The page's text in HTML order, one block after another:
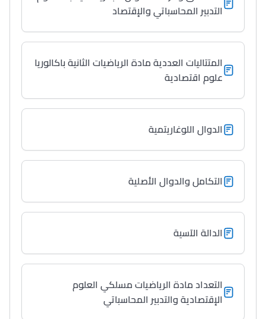
التدبير المحاسباتي والإقتصاد
المتتاليات العددية مادة الرياضيات الثانية باكالوريا
علوم اقتصادية
الدوال اللوغاريتمية
التكامل والدوال الأصلية
الدالة الآسية
التعداد مادة الرياضيات مسلكي العلوم
الإقتصادية والتدبير المحاسباتي